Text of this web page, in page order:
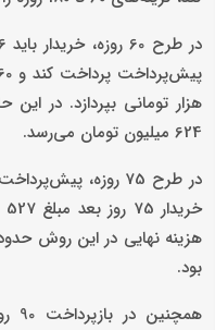
624 میلیون تومان می‌رسد.
بود.